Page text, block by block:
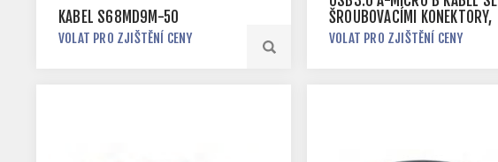
KABEL S68MD9M-50
VOLAT PRO ZJIŠTĚNÍ CENY
ŠROUBOVACÍMI KONEKTORY,
3M
VOLAT PRO ZJIŠTĚNÍ CENY